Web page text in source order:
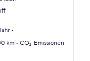
km
CO₂-Emissionen